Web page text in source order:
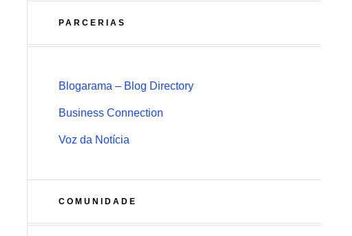
PARCERIAS
Blogarama – Blog Directory
Business Connection
Voz da Notícia
COMUNIDADE